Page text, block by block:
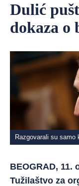
Dulić
dokaza o
Razgovarali su samo
BEOGRAD, 11.
Tužilaštvo za